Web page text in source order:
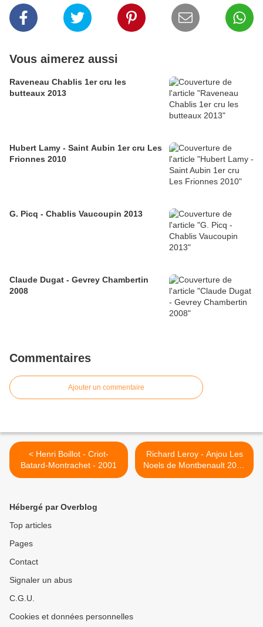
Vous aimerez aussi
Raveneau Chablis 1er cru les
butteaux 2013
Hubert Lamy - Saint Aubin 1er cru Les
Frionnes 2010
G. Picq - Chablis Vaucoupin 2013
Claude Dugat - Gevrey Chambertin
2008
Commentaires
Ajouter un commentaire
< Henri Boillot - Criot-
Batard-Montrachet - 2001
Richard Leroy - Anjou Les
Noels de Montbenault 2006
>
Hébergé par Overblog
Top articles
Pages
Contact
Signaler un abus
C.G.U.
Cookies et données personnelles